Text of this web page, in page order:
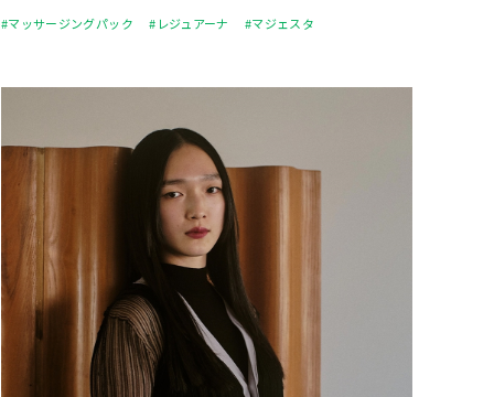
#マッサージングパック #レジュアーナ #マジェスタ